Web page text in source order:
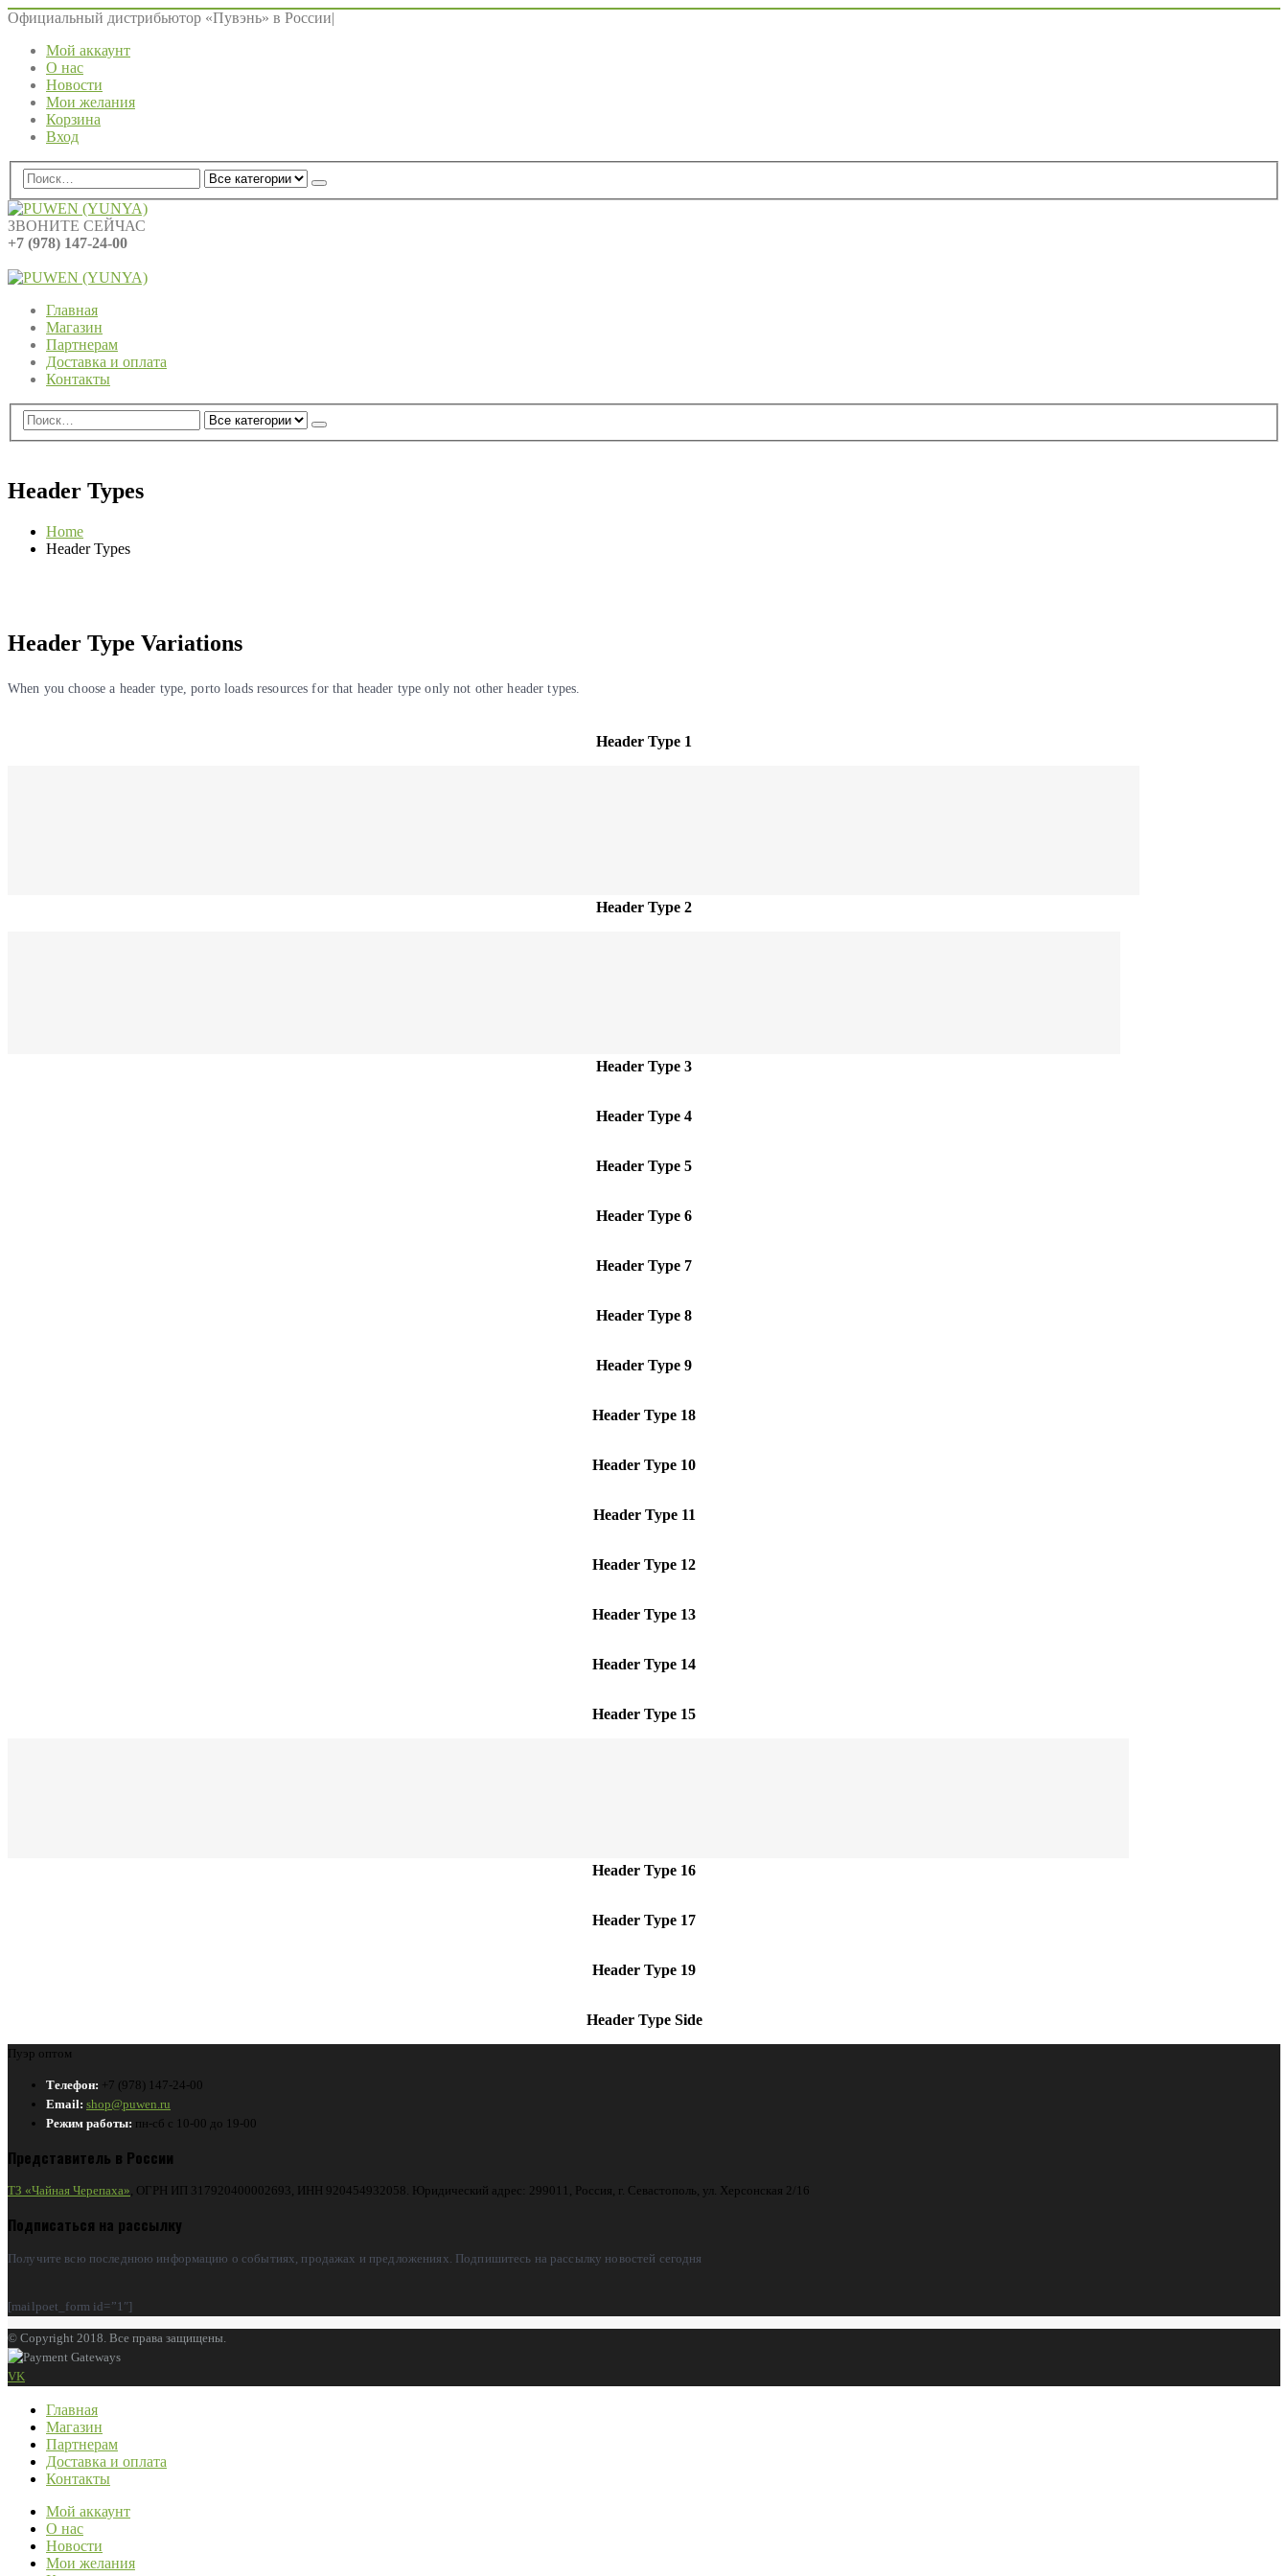
Официальный дистрибьютор «Пувэнь» в России|
Мой аккаунт
О нас
Новости
Мои желания
Корзина
Вход
ЗВОНИТЕ СЕЙЧАС
+7 (978) 147-24-00
Главная
Магазин
Партнерам
Доставка и оплата
Контакты
Header Types
Home
Header Types
Header Type Variations
When you choose a header type, porto loads resources for that header type only not other header types.
Header Type 1
Header Type 2
Header Type 3
Header Type 4
Header Type 5
Header Type 6
Header Type 7
Header Type 8
Header Type 9
Header Type 18
Header Type 10
Header Type 11
Header Type 12
Header Type 13
Header Type 14
Header Type 15
Header Type 16
Header Type 17
Header Type 19
Header Type Side
Пуэр оптом
Телефон: +7 (978) 147-24-00
Email: shop@puwen.ru
Режим работы: пн-сб с 10-00 до 19-00
Представитель в России
ТЗ «Чайная Черепаха», ОГРН ИП 317920400002693, ИНН 920454932058. Юридический адрес: 299011, Россия, г. Севастополь, ул. Херсонская 2/16
Подписаться на рассылку
Получите всю последнюю информацию о событиях, продажах и предложениях. Подпишитесь на рассылку новостей сегодня
[mailpoet_form id=”1″]
© Copyright 2018. Все права защищены.
VK
Главная
Магазин
Партнерам
Доставка и оплата
Контакты
Мой аккаунт
О нас
Новости
Мои желания